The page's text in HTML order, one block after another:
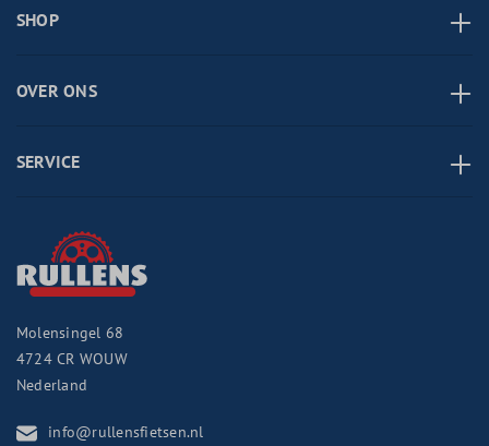
SHOP
OVER ONS
SERVICE
Molensingel 68
4724 CR WOUW
Nederland
info@rullensfietsen.nl